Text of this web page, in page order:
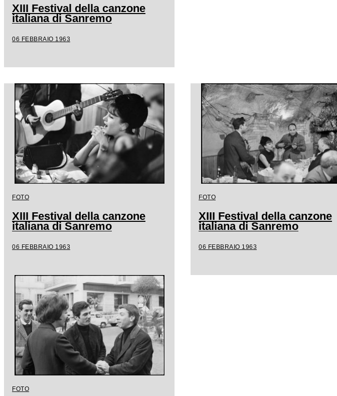
XIII Festival della canzone
italiana di Sanremo
06 FEBBRAIO 1963
FOTO
XIII Festival della canzone
italiana di Sanremo
06 FEBBRAIO 1963
FOTO
XIII Festival della canzone
italiana di Sanremo
06 FEBBRAIO 1963
FOTO